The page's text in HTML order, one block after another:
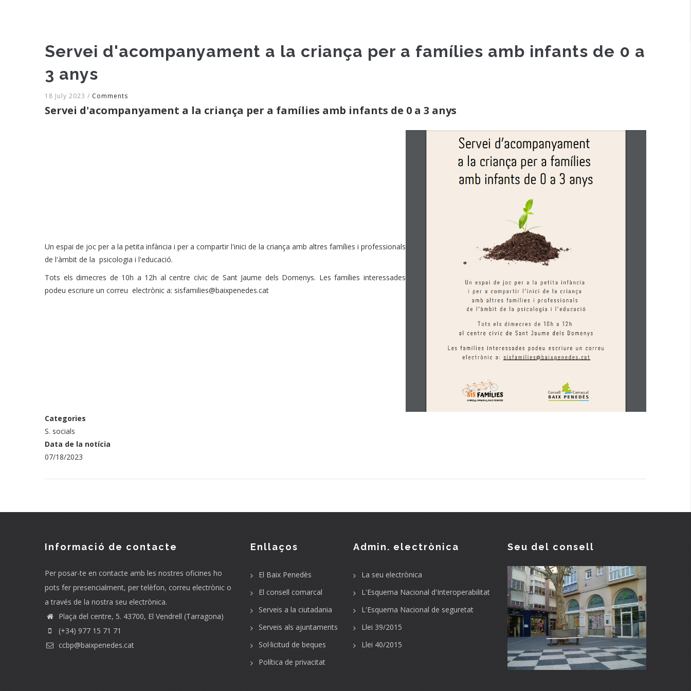
Servei d'acompanyament a la criança per a famílies amb infants de 0 a
3 anys
18 July 2023 / Comments
Servei d'acompanyament a la criança per a famílies amb infants de 0 a 3 anys
Un espai de joc per a la petita infància i per a compartir l'inici de la criança amb altres famílies i professionals
de l'àmbit de la psicologia i l'educació.
Tots els dimecres de 10h a 12h al centre cívic de Sant Jaume dels Domenys. Les famílies interessades
podeu escriure un correu electrònic a: sisfamilies@baixpenedes.cat
Categories
S. socials
Data de la notícia
07/18/2023
Informació de contacte
Per posar-te en contacte amb les nostres oficines ho
pots fer presencialment, per telèfon, correu electrònic o
a través de la nostra seu electrònica.
Plaça del centre, 5. 43700, El Vendrell (Tarragona)
(+34) 977 15 71 71
ccbp@baixpenedes.cat
Enllaços
El Baix Penedès
El consell comarcal
Serveis a la ciutadania
Serveis als ajuntaments
Sol·licitud de beques
Política de privacitat
Admin. electrònica
La seu electrònica
L'Esquema Nacional d'Interoperabilitat
L'Esquema Nacional de seguretat
Llei 39/2015
Llei 40/2015
Seu del consell